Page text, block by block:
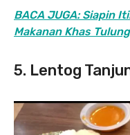
BACA JUGA: Siapin
Makanan Khas
5. Lentog